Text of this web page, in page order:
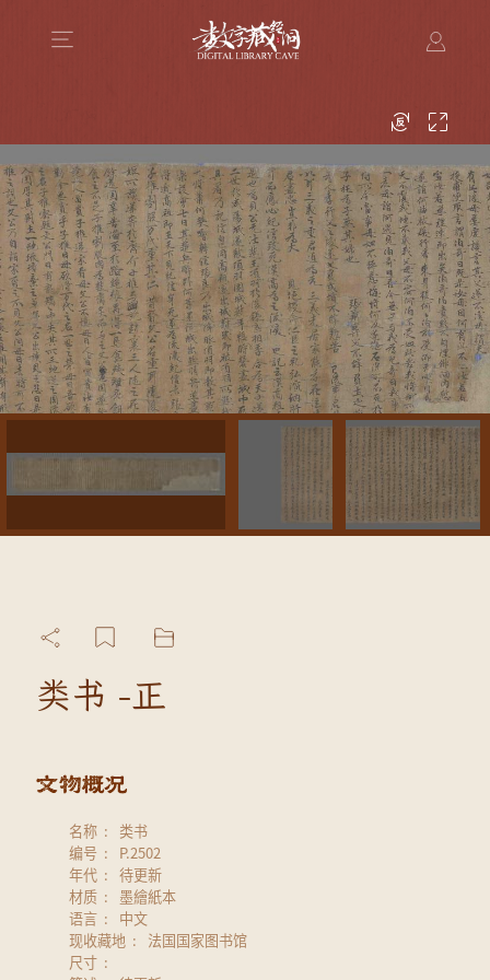
类书 -正
名称
类书
编号
P.2502
年代
待更新
材质
墨繪紙本
语言
中文
现收藏地
法国国家图书馆
尺寸